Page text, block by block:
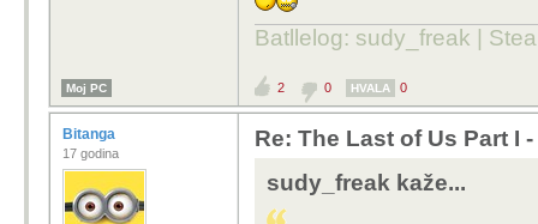
pokrivene....plus
Batllelog: sudy_freak |
Moj PC 2 0 HVALA 0
Bitanga
17 godina
Re: The Last of Us Part I
sudy_freak kaže...